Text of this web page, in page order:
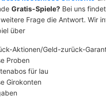
Gratis-Spiele? Bei uns
Frage die Antwort. Wir
über
Aktionen/Geld-zurück-
Proben
für lau
Girokonten